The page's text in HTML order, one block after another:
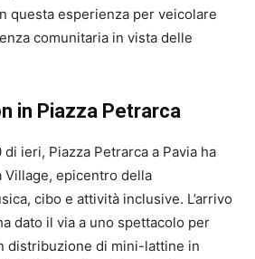
questa esperienza per veicolare
comunitaria in vista delle
in Piazza Petrarca
di ieri, Piazza Petrarca a Pavia ha
epicentro della
cibo e attività inclusive. L’arrivo
dato il via a uno spettacolo per
distribuzione di mini-lattine in